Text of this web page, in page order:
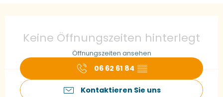
Keine Öffnungszeiten hinterlegt
Öffnungszeiten ansehen
06 62 61 84 ▒▒
Kontaktieren Sie uns